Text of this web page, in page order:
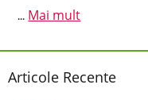
... Mai mult
Articole Recente